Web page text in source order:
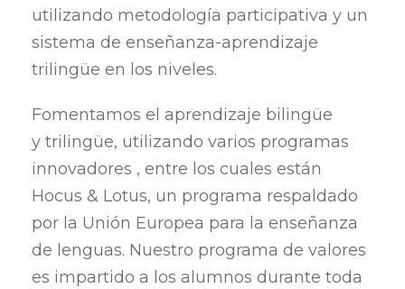
utilizando metodología participativa y un
sistema de enseñanza-aprendizaje
trilingüe en los niveles.
Fomentamos el aprendizaje bilingüe
y trilingüe, utilizando varios programas
innovadores , entre los cuales están
Hocus & Lotus, un programa respaldado
por la Unión Europea para la enseñanza
de lenguas. Nuestro programa de valores
es impartido a los alumnos durante toda